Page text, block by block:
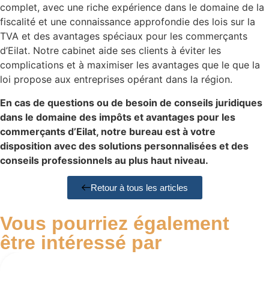
complet, avec une riche expérience dans le domaine de la
fiscalité et une connaissance approfondie des lois sur la
TVA et des avantages spéciaux pour les commerçants
d’Eilat. Notre cabinet aide ses clients à éviter les
complications et à maximiser les avantages que le que la
loi propose aux entreprises opérant dans la région.
En cas de questions ou de besoin de conseils juridiques
dans le domaine des impôts et avantages pour les
commerçants d’Eilat, notre bureau est à votre
disposition avec des solutions personnalisées et des
conseils professionnels au plus haut niveau.
Retour à tous les articles
Vous pourriez également
être intéressé par